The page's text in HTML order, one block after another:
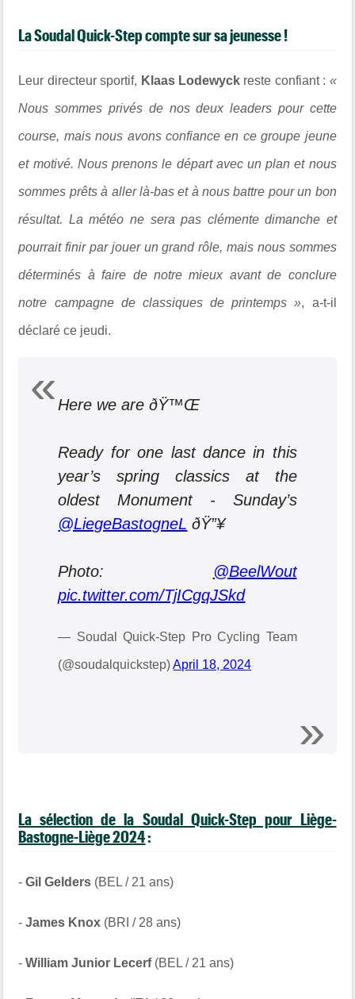
La Soudal Quick-Step compte sur sa jeunesse !
Leur directeur sportif, Klaas Lodewyck reste confiant : «
Nous sommes privés de nos deux leaders pour cette
course, mais nous avons confiance en ce groupe jeune
et motivé. Nous prenons le départ avec un plan et nous
sommes prêts à aller là-bas et à nous battre pour un bon
résultat. La météo ne sera pas clémente dimanche et
pourrait finir par jouer un grand rôle, mais nous sommes
déterminés à faire de notre mieux avant de conclure
notre campagne de classiques de printemps », a-t-il
déclaré ce jeudi.
Here we are ðŸ™Œ
Ready for one last dance in this
year’s spring classics at the
oldest Monument - Sunday’s
@LiegeBastogneL ðŸ”¥
Photo:
@BeelWout
pic.twitter.com/TjICgqJSkd
— Soudal Quick-Step Pro Cycling Team
(@soudalquickstep)April 18, 2024
La sélection de la Soudal Quick-Step pour Liège-
Bastogne-Liège 2024:
-Gil Gelders (BEL / 21 ans)
-James Knox (BRI / 28 ans)
-William Junior Lecerf(BEL / 21 ans)